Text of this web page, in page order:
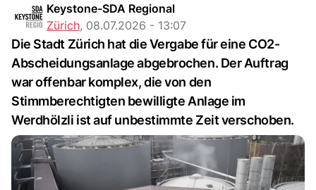
Keystone-SDA Regional
Zürich, 08.07.2026 - 13:07
Die Stadt Zürich hat die Vergabe für eine CO2-
Abscheidungsanlage abgebrochen. Der Auftrag
war offenbar komplex, die von den
Stimmberechtigten bewilligte Anlage im
Werdhölzli ist auf unbestimmte Zeit verschoben.